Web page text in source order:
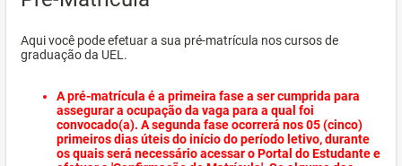
Aqui você pode efetuar a sua pré-matrícula nos cursos de
graduação da UEL.
A pré-matrícula é a primeira fase a ser cumprida para
assegurar a ocupação da vaga para a qual foi
convocado(a). A segunda fase ocorrerá nos 05 (cinco)
primeiros dias úteis do início do período letivo, durante
os quais será necessário acessar o Portal do Estudante e